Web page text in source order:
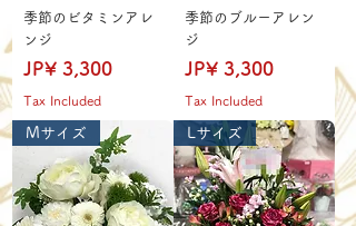
季節のビタミンアレ
ンジ
Price
JP¥ 3,300
Tax Included
季節のブルーアレン
ジ
Price
JP¥ 3,300
Tax Included
Mサイズ Lサイズ